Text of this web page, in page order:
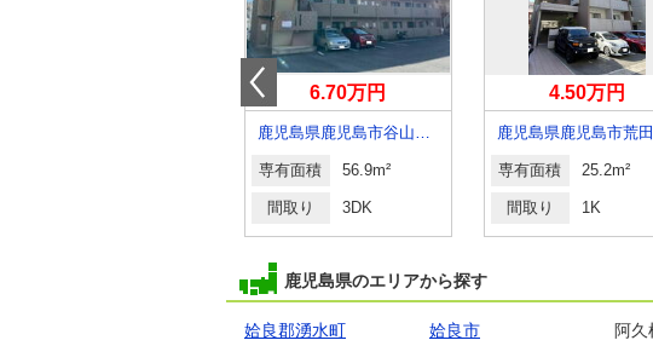
6.70万円
鹿児島県鹿児島市谷山中央４丁目
専有面積 56.9m²
間取り 3DK
4.50万円
専有面積 25.2m²
間取り 1K
鹿児島県のエリアから探す
姶良郡湧水町 姶良市 阿久